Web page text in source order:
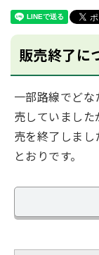
販売終了に
一部路線でど
売していまし
売を終了しま
とおりです。